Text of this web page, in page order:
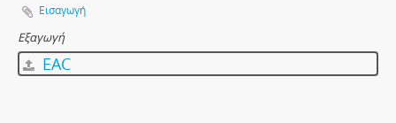
Εισαγωγή
Εξαγωγή
EAC